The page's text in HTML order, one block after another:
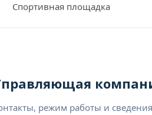
Спортивная площадка
режим работы и